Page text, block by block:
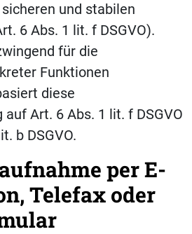
und stabilen
6 Abs. 1 lit. f DSGVO).
für die
Funktionen
diese
Art. 6 Abs. 1 lit. f DSGVO
b DSGVO.
per E-
Telefax oder